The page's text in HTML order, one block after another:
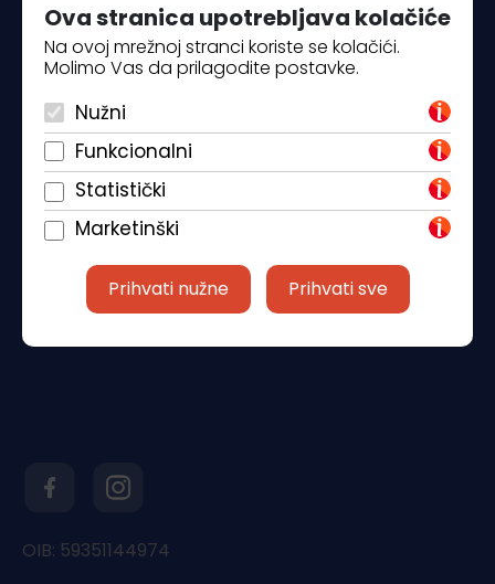
Ova stranica upotrebljava kolačiće
Na ovoj mrežnoj stranci koriste se kolačići.
Molimo Vas da prilagodite postavke.
Nužni
Funkcionalni
Statistički
Marketinški
Prihvati nužne Prihvati sve
Piantade 41, 52440 Poreč
+385 98 184 4015
info@klickandbook.com
OIB: 59351144974